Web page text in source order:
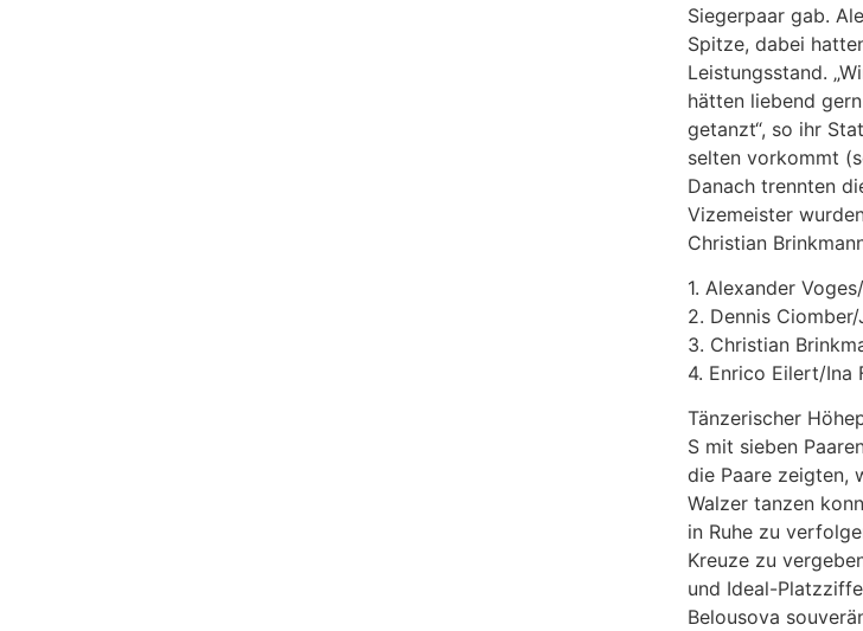
Siegerpaar gab.
Spitze, dabei
Leistungsstand.
hätten liebend
getanzt“, so ihr
selten vorkommt
Danach trennten
Vizemeister
Christian
1. Alexander
2. Dennis
3. Christian
4. Enrico Eilert/Ina
Tänzerischer
S mit sieben
die Paare zeigten,
Walzer tanzen
in Ruhe zu
Kreuze zu
und Ideal-
Belousova